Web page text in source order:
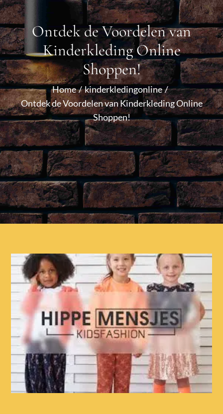
Ontdek de Voordelen van
Kinderkleding Online
Shoppen!
Home
kinderkledingonline
Ontdek de Voordelen van Kinderkleding Online
Shoppen!